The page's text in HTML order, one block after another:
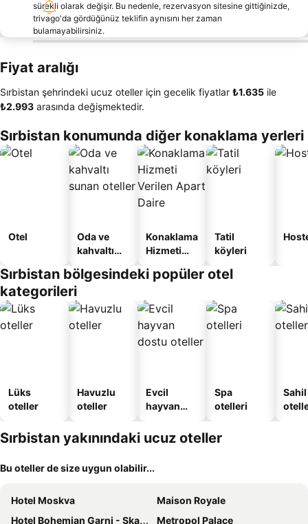
sürekli olarak değişir. Bu nedenle, rezervasyon sitesine gittiğinizde,
trivago'da gördüğünüz teklifin aynısını her zaman
bulamayabilirsiniz.
Fiyat aralığı
Sırbistan şehrindeki ucuz oteller için gecelik fiyatlar ‎₺1.635 ile
‎₺2.993 arasında değişmektedir.
Sırbistan konumunda diğer konaklama yerleri
Otel
Oda ve
kahvaltı
oteller
Konaklama
Hizmeti
Apart
Tatil
köyleri
Sırbistan bölgesindeki popüler otel
kategorileri
Lüks
oteller
Havuzlu
oteller
Evcil
hayvan
oteller
Spa
otelleri
Sahil
Sırbistan yakınındaki ucuz oteller
Bu oteller de size uygun olabilir...
Hotel Moskva
Maison Royale
Hotel Bohemian Garni - Skadarlija
Metropol Palace